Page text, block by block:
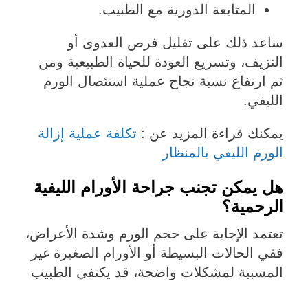
المتابعة الدورية مع الطبيب.
ساعد ذلك على تقليل فرص العدوى أو
النزيف، وتسريع العودة للحياة الطبيعية ومن
ثم ارتفاع نسبة نجاح عملية استئصال الورم
الليفي.
يمكنك قراءة المزيد عن : تكلفة عملية إزالة
الورم الليفي بالمنظار
هل يمكن تجنب جراحة الأورام الليفية
الرحمية؟
تعتمد الإجابة على حجم الورم وشدة الأعراض،
ففي الحالات البسيطة أو الأورام الصغيرة غير
المسببة لمشكلات واضحة، قد يكتفي الطبيب